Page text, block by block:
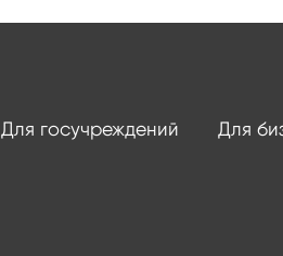
Для госучреждений Для